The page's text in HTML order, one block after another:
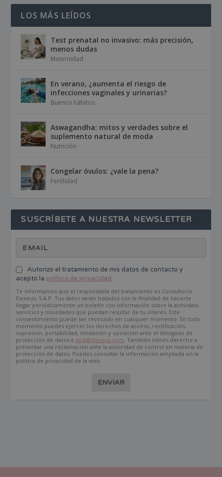
LOS MÁS LEÍDOS
Test prenatal no invasivo: más precisión,
menos dudas
Maternidad
En verano, ¿aumenta el riesgo de
infecciones vaginales y urinarias?
Buenos hábitos
Aswagandha: mitos y verdades sobre el
suplemento natural de moda
Nutrición
Congelar óvulos: ¿vale la pena?
Fertilidad
SUSCRÍBETE A NUESTRA NEWSLETTER
Autorizo el tratamiento de mis datos de contacto y
acepto la política de privacidad.
Te informamos que el responsable del tratamiento es Consultorio
Dexeus, S.A.P. Tus datos serán tratados con la finalidad de hacerte
llegar periódicamente un boletín con información sobre la actividad,
servicios y novedades que puedan resultar de tu interés. Este
consentimiento puede ser revocado en cualquier momento. En todo
momento puedes ejercer los derechos de acceso, rectificación,
supresión, portabilidad, limitación y oposición ante el delegado de
protección de datos a dpd@dexeus.com. También tienes derecho a
presentar una reclamación ante la autoridad de control en materia de
protección de datos. Puedes consultar la información ampliada en la
política de privacidad de la web.
ENVIAR